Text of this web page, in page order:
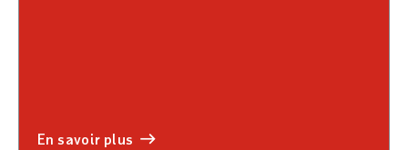
en savoir plus